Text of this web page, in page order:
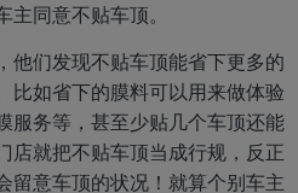
同意不贴车顶。
他们发现不贴车顶能省下更多的
比如省下的膜料可以用来做体验
服务等，甚至少贴几个车顶还能
店就把不贴车顶当成行规，反正
留意车顶的状况！就算个别车主